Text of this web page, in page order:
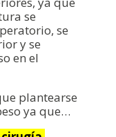
se
se
y se
en el
plantearse
ya que…